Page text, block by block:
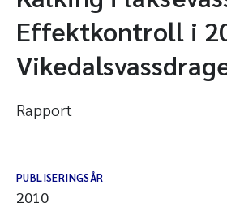
Effektkontroll i
Rapport
PUBLISERINGSÅR
2010